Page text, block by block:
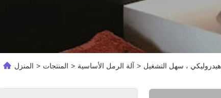
المنزل > المنتجات > آلة الرمل الأساسية > هيدروليكي ، سهل التشغيل